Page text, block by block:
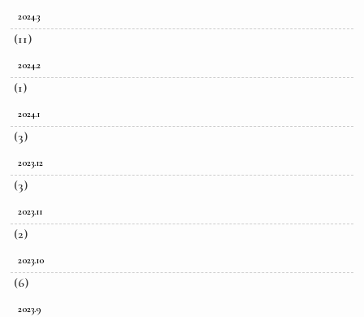
2024.3
(11)
2024.2
(1)
2024.1
(3)
2023.12
(3)
2023.11
(2)
2023.10
(6)
2023.9